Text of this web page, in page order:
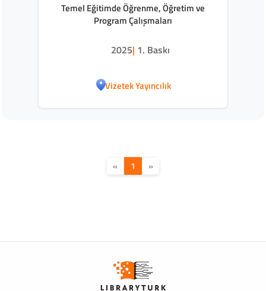
Temel Eğitimde Öğrenme, Öğretim ve
Program Çalışmaları
2025| 1. Baskı
Vizetek Yayıncılık
« 1 »